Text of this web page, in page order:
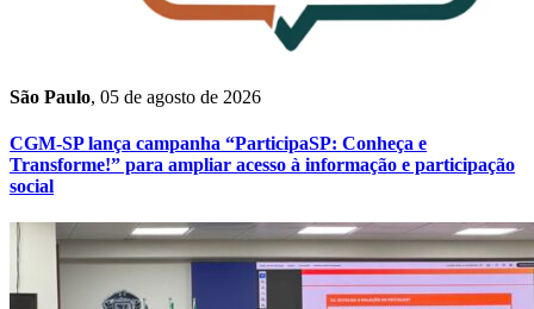
São Paulo, 05 de agosto de 2026
CGM-SP lança campanha “ParticipaSP: Conheça e
Transforme!” para ampliar acesso à informação e participação
social